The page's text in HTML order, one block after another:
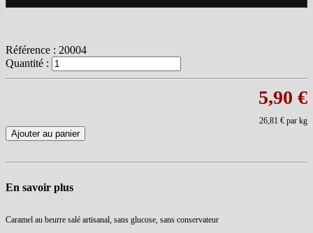
Référence : 20004
Quantité :
5,90 €
26,81 € par kg
Ajouter au panier
En savoir plus
Caramel au beurre salé artisanal, sans glucose, sans conservateur